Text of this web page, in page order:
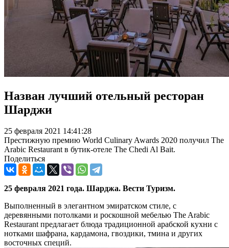
Назван лучший отельный ресторан
Шарджи
25 февраля 2021 14:41:28
Престижную премию World Culinary Awards 2020 получил The
Arabic Restaurant в бутик-отеле The Chedi Al Bait.
Поделиться
25 февраля 2021 года. Шарджа. Вести Туризм.
Выполненный в элегантном эмиратском стиле, с
деревянными потолками и роскошной мебелью The Arabic
Restaurant предлагает блюда традиционной арабской кухни с
нотками шафрана, кардамона, гвоздики, тмина и других
восточных специй.